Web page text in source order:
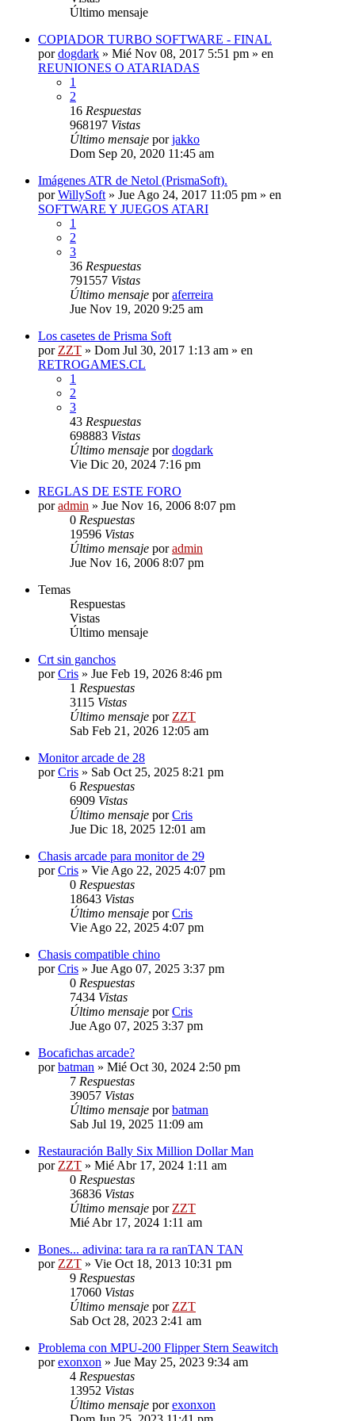
Último mensaje
COPIADOR TURBO SOFTWARE - FINAL
pordogdark » Mié Nov 08, 2017 5:51 pm » en
REUNIONES O ATARIADAS
1
2
16 Respuestas
968197 Vistas
Último mensaje porjakko
Dom Sep 20, 2020 11:45 am
Imágenes ATR de Netol (PrismaSoft).
porWillySoft » Jue Ago 24, 2017 11:05 pm » en
SOFTWARE Y JUEGOS ATARI
1
2
3
36 Respuestas
791557 Vistas
Último mensaje poraferreira
Jue Nov 19, 2020 9:25 am
Los casetes de Prisma Soft
por ZZT » Dom Jul 30, 2017 1:13 am » en
RETROGAMES.CL
1
2
3
43 Respuestas
698883 Vistas
Último mensaje pordogdark
Vie Dic 20, 2024 7:16 pm
REGLAS DE ESTE FORO
poradmin » Jue Nov 16, 2006 8:07 pm
0 Respuestas
19596 Vistas
Último mensaje poradmin
Jue Nov 16, 2006 8:07 pm
Temas
Respuestas
Vistas
Último mensaje
Crt sin ganchos
porCris » Jue Feb 19, 2026 8:46 pm
1 Respuestas
3115 Vistas
Último mensaje por ZZT
Sab Feb 21, 2026 12:05 am
Monitor arcade de 28
porCris » Sab Oct 25, 2025 8:21 pm
6 Respuestas
6909 Vistas
Último mensaje porCris
Jue Dic 18, 2025 12:01 am
Chasis arcade para monitor de 29
porCris » Vie Ago 22, 2025 4:07 pm
0 Respuestas
18643 Vistas
Último mensaje porCris
Vie Ago 22, 2025 4:07 pm
Chasis compatible chino
porCris » Jue Ago 07, 2025 3:37 pm
0 Respuestas
7434 Vistas
Último mensaje porCris
Jue Ago 07, 2025 3:37 pm
Bocafichas arcade?
porbatman » Mié Oct 30, 2024 2:50 pm
7 Respuestas
39057 Vistas
Último mensaje porbatman
Sab Jul 19, 2025 11:09 am
Restauración Bally Six Million Dollar Man
por ZZT » Mié Abr 17, 2024 1:11 am
0 Respuestas
36836 Vistas
Último mensaje por ZZT
Mié Abr 17, 2024 1:11 am
Bones... adivina: tara ra ra ranTAN TAN
por ZZT » Vie Oct 18, 2013 10:31 pm
9 Respuestas
17060 Vistas
Último mensaje por ZZT
Sab Oct 28, 2023 2:41 am
Problema con MPU-200 Flipper Stern Seawitch
porexonxon » Jue May 25, 2023 9:34 am
4 Respuestas
13952 Vistas
Último mensaje porexonxon